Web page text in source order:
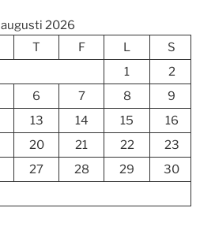
augusti 2026
T F L
S
1
2
6 7 8
9
13 14 15
16
20 21 22
23
27 28 29
30